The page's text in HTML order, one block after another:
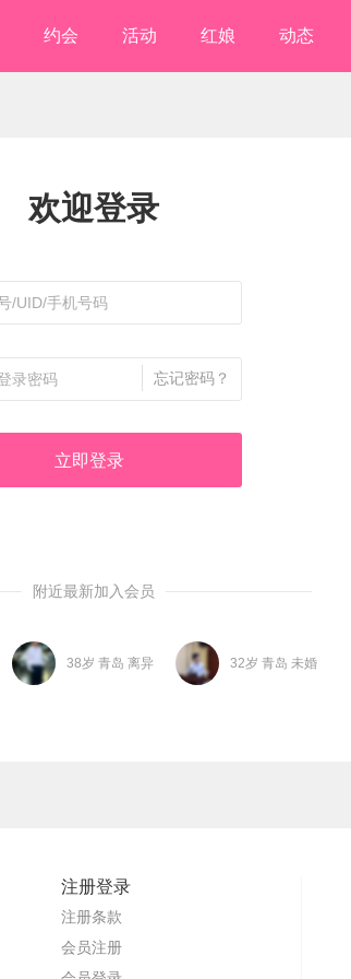
约会 活动 红娘 动态
欢迎登录
忘记密码？
附近最新加入会员
38岁 青岛 离异 32岁 青岛 未婚
注册登录
注册条款
会员注册